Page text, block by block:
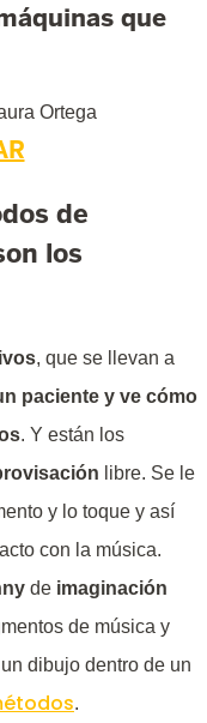
que
Ortega
de
los
, que se llevan a
paciente y ve cómo
. Y están los
libre. Se le
y lo toque y así
con la música.
de imaginación
de música y
dibujo dentro de un
.